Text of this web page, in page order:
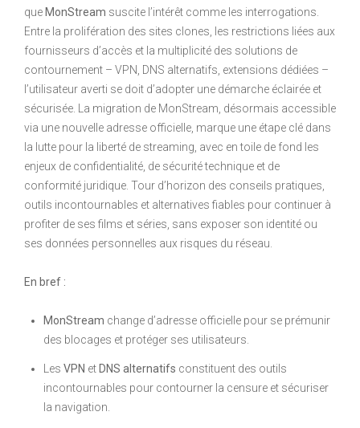
que MonStream suscite l’intérêt comme les interrogations.
Entre la prolifération des sites clones, les restrictions liées aux
fournisseurs d’accès et la multiplicité des solutions de
contournement – VPN, DNS alternatifs, extensions dédiées –
l’utilisateur averti se doit d’adopter une démarche éclairée et
sécurisée. La migration de MonStream, désormais accessible
via une nouvelle adresse officielle, marque une étape clé dans
la lutte pour la liberté de streaming, avec en toile de fond les
enjeux de confidentialité, de sécurité technique et de
conformité juridique. Tour d’horizon des conseils pratiques,
outils incontournables et alternatives fiables pour continuer à
profiter de ses films et séries, sans exposer son identité ou
ses données personnelles aux risques du réseau.
En bref :
MonStream change d’adresse officielle pour se prémunir
des blocages et protéger ses utilisateurs.
Les VPN et DNS alternatifs constituent des outils
incontournables pour contourner la censure et sécuriser
la navigation.